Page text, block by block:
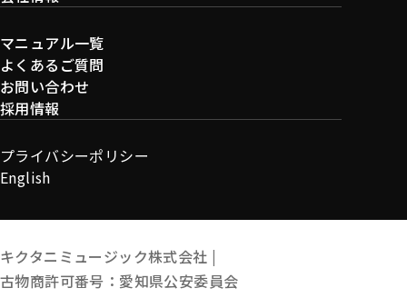
マニュアル一覧
よくあるご質問
お問い合わせ
採用情報
プライバシーポリシー
English
キクタニミュージック株式会社 |
古物商許可番号：愛知県公安委員会